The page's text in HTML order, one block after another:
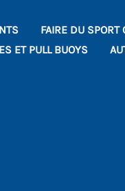
FAIRE DU SPORT
ET PULL BUOYS